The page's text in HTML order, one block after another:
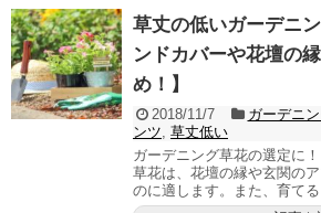
草丈の低いガーデニ
ンドカバーや花壇の
め！】
2018/11/7 ガーデニ
ンツ, 草丈低い
ガーデニング草花の選定に
草花は、花壇の縁や玄関の
のに適します。また、育て